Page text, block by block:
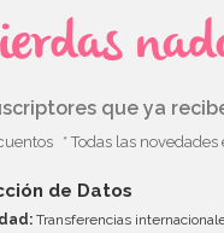
que ya
* Todas las
de Datos
Transferencias